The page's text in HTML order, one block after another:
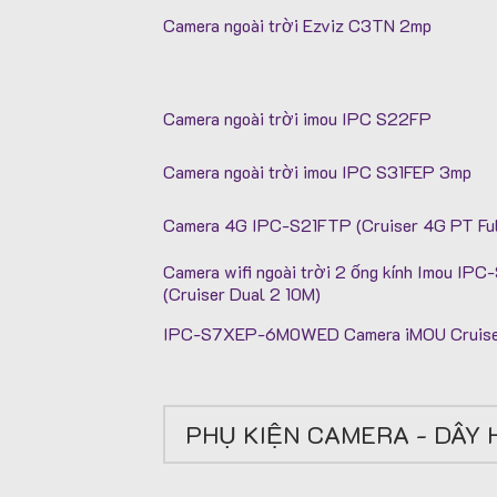
Camera ngoài trời Ezviz C3TN 2mp
Camera ngoài trời imou IPC S22FP
Camera ngoài trời imou IPC S31FEP 3mp
Camera 4G IPC-S21FTP (Cruiser 4G PT
Camera wifi ngoài trời 2 ống kính Imou
(Cruiser Dual 2 10M)
IPC-S7XEP-6M0WED Camera iMOU
PHỤ KIỆN CAMERA - DÂY